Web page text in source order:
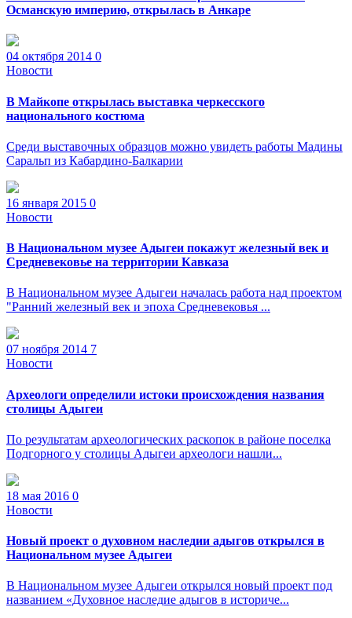
Османскую империю, открылась в Анкаре
04 октября 2014 0
Новости
В Майкопе открылась выставка черкесского
национального костюма
Среди выставочных образцов можно увидеть работы Мадины
Саральп из Кабардино-Балкарии
16 января 2015 0
Новости
В Национальном музее Адыгеи покажут железный век и
Средневековье на территории Кавказа
В Национальном музее Адыгеи началась работа над проектом
"Ранний железный век и эпоха Средневековья ...
07 ноября 2014 7
Новости
Археологи определили истоки происхождения названия
столицы Адыгеи
По результатам археологических раскопок в районе поселка
Подгорного у столицы Адыгеи археологи нашли...
18 мая 2016 0
Новости
Новый проект о духовном наследии адыгов открылся в
Национальном музее Адыгеи
В Национальном музее Адыгеи открылся новый проект под
названием «Духовное наследие адыгов в историче...